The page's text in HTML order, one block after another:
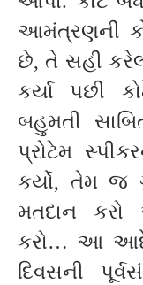
આમંત્રણની
છે, તે સહી
કર્યા પછી
બહુમતી
પ્રોટેમ
કર્યો, તેમ જ
મતદાન
કરો… આ
દિવસની